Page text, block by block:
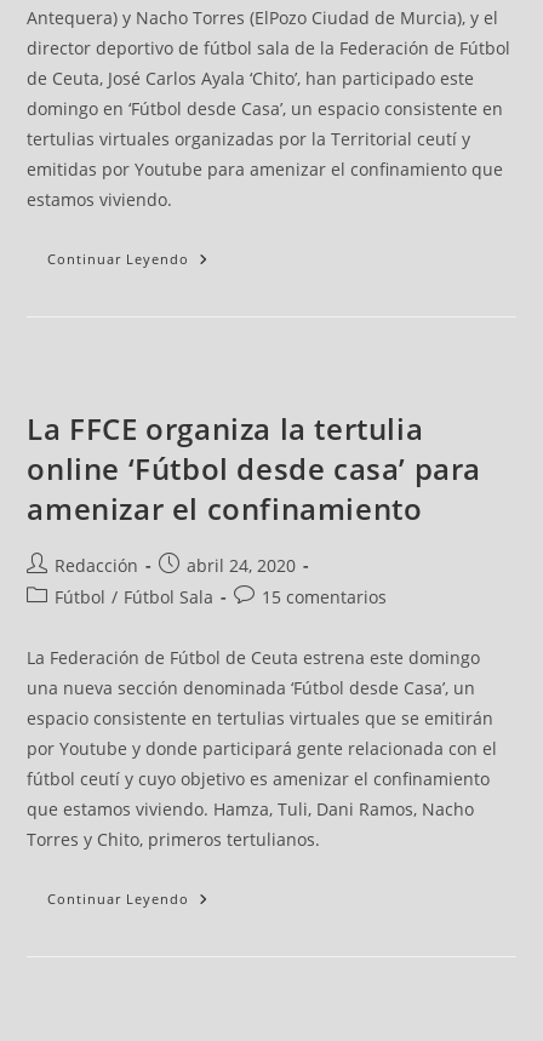
Antequera) y Nacho Torres (ElPozo Ciudad de Murcia), y el
director deportivo de fútbol sala de la Federación de Fútbol
de Ceuta, José Carlos Ayala ‘Chito’, han participado este
domingo en ‘Fútbol desde Casa’, un espacio consistente en
tertulias virtuales organizadas por la Territorial ceutí y
emitidas por Youtube para amenizar el confinamiento que
estamos viviendo.
Continuar Leyendo
La FFCE organiza la tertulia
online ‘Fútbol desde casa’ para
amenizar el confinamiento
Redacción
abril 24, 2020
Fútbol / Fútbol Sala 15 comentarios
La Federación de Fútbol de Ceuta estrena este domingo
una nueva sección denominada ‘Fútbol desde Casa’, un
espacio consistente en tertulias virtuales que se emitirán
por Youtube y donde participará gente relacionada con el
fútbol ceutí y cuyo objetivo es amenizar el confinamiento
que estamos viviendo. Hamza, Tuli, Dani Ramos, Nacho
Torres y Chito, primeros tertulianos.
Continuar Leyendo